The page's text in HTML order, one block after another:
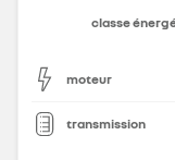
classe
moteur
transmission